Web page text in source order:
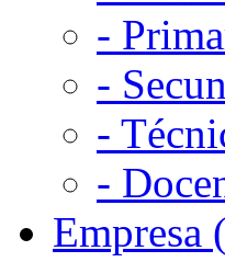
-
-
-
-
Empresa